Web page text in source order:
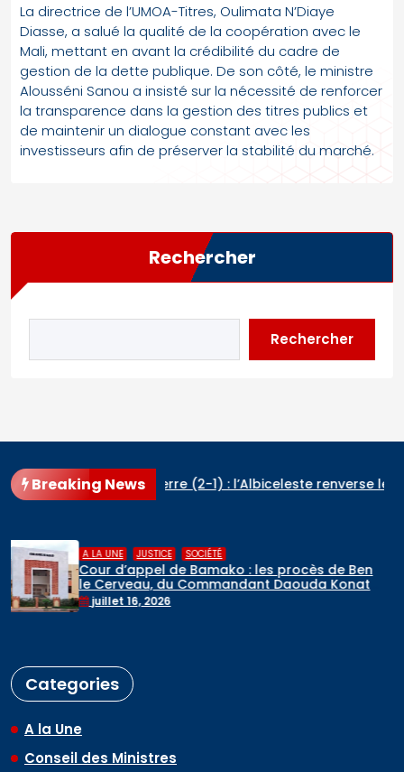
La directrice de l’UMOA-Titres, Oulimata N’Diaye
Diasse, a salué la qualité de la coopération avec le
Mali, mettant en avant la crédibilité du cadre de
gestion de la dette publique. De son côté, le ministre
Alousséni Sanou a insisté sur la nécessité de renforcer
la transparence dans la gestion des titres publics et
de maintenir un dialogue constant avec les
investisseurs afin de préserver la stabilité du marché.
Rechercher
Rechercher
Breaking News
– Angleterre (2-1) : l’Albiceleste renverse les Three
de Ben
Konaté
A LA UNE ,
Hadj 2026 : départ du premier
de pèlerins maliens vers l’Arabie
Categories
A la Une
Conseil des Ministres